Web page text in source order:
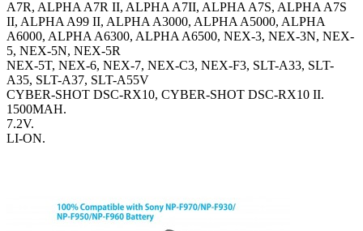
A7R, ALPHA A7R II, ALPHA A7II, ALPHA A7S, ALPHA A7S
II, ALPHA A99 II, ALPHA A3000, ALPHA A5000, ALPHA
A6000, ALPHA A6300, ALPHA A6500, NEX-3, NEX-3N, NEX-
5, NEX-5N, NEX-5R
NEX-5T, NEX-6, NEX-7, NEX-C3, NEX-F3, SLT-A33, SLT-
A35, SLT-A37, SLT-A55V
CYBER-SHOT DSC-RX10, CYBER-SHOT DSC-RX10 II.
1500MAH.
7.2V.
LI-ON.